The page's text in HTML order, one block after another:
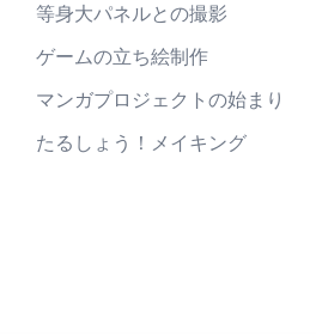
等身大パネルとの撮影
ゲームの立ち絵制作
マンガプロジェクトの始まり
たるしょう！メイキング